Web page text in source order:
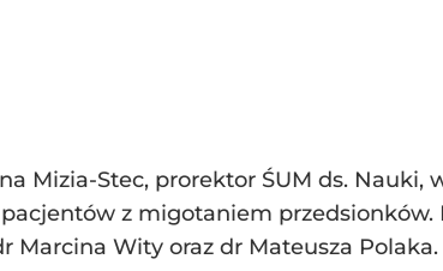
Mizia-Stec, prorektor ŚUM ds. Nauki,
z migotaniem
Marcina Wity oraz dr Mateusza Polaka.